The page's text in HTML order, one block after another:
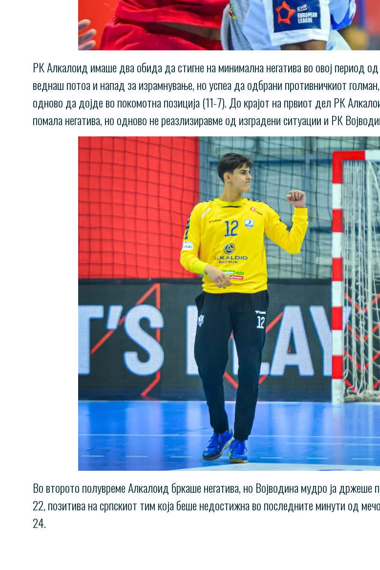
РК Алкалоид имаше два обида да стигне на минимална негатива во овој период
веднаш потоа и напад за израмнување, но успеа да одбрани противничкиот
одново да дојде во покомотна позиција (11-7). До крајот на првиот дел РК
помала негатива, но одново не реазлизиравме од изградени ситуации и РК
Во второто полувреме Алкалоид бркаше негатива, но Војводина мудро ја
22, позитива на српскиот тим која беше недостижна во последните минути од
24.